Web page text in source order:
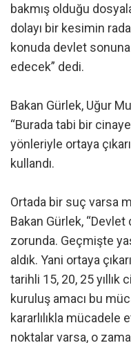
bakmış olduğu
dolayı bir kesimin
konuda devlet
edecek” dedi.
Bakan Gürlek, Uğur
“Burada tabi bir
yönleriyle ortaya
kullandı.
Ortada bir suç varsa
Bakan Gürlek,
zorunda. Geçmişte
aldık. Yani ortaya
tarihli 15, 20, 25
kuruluş amacı bu
kararlılıkla mücadele
noktalar varsa, o